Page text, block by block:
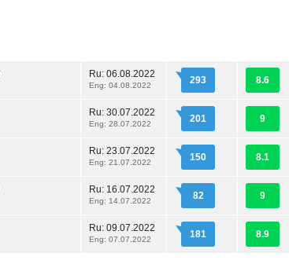
Ru: 06.08.2022
Eng: 04.08.2022 293 8.6
Ru: 30.07.2022
Eng: 28.07.2022 201 9
Ru: 23.07.2022
Eng: 21.07.2022 150 8.1
Ru: 16.07.2022
Eng: 14.07.2022 82 9
Ru: 09.07.2022
Eng: 07.07.2022 181 8.9